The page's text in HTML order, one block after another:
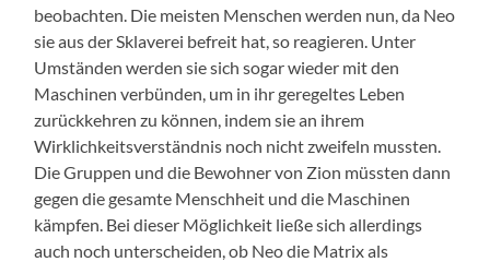
beobachten. Die meisten Menschen werden nun, da Neo
sie aus der Sklaverei befreit hat, so reagieren. Unter
Umständen werden sie sich sogar wieder mit den
Maschinen verbünden, um in ihr geregeltes Leben
zurückkehren zu können, indem sie an ihrem
Wirklichkeitsverständnis noch nicht zweifeln mussten.
Die Gruppen und die Bewohner von Zion müssten dann
gegen die gesamte Menschheit und die Maschinen
kämpfen. Bei dieser Möglichkeit ließe sich allerdings
auch noch unterscheiden, ob Neo die Matrix als